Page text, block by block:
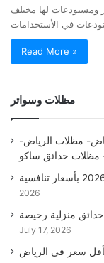
ومستودعات لها مختلف
Read More »
مظلات وسواتر
مظلات الرياض-
مظلات حدائق ساكو
2026
منزلية رخيصة
July 17, 2026
سعر في الرياض